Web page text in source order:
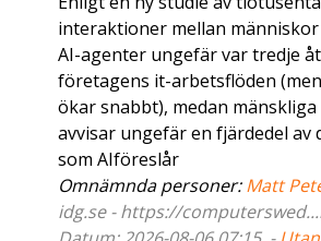
interaktioner mellan
AI-agenter ungefär var tredje
företagens it-arbetsflöden
ökar snabbt), medan
avvisar ungefär en fjärdedel av
som AIföreslår
Omnämnda personer:Matt
idg.se - https://